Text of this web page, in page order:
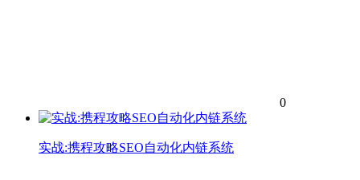
0
实战:携程攻略SEO自动化内链系统